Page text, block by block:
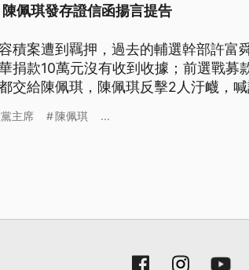
佩琪發存證信函揚言提告
積案遭到羈押，過去的輔選幹部許富
捐款10萬元沒有收到收據；前選戰募
交給陳佩琪，陳佩琪反擊2人汙衊，喊
主席 陳佩琪 ...